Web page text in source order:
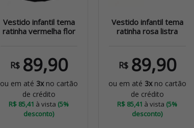
Vestido infantil tema
ratinha vermelha flor
R$ 89,90
ou em até 3xno cartão
de crédito
R$ 85,41 à vista (5%
desconto)
Vestido infantil tema
ratinha rosa listra
R$ 89,90
ou em até 3xno cartão
de crédito
R$ 85,41 à vista (5%
desconto)